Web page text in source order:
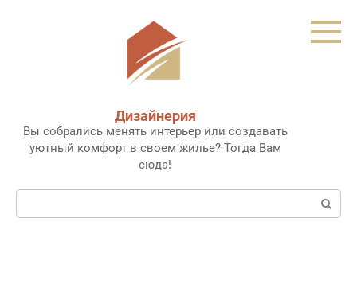
Дизайнерия
Вы собрались менять интерьер или создавать
уютный комфорт в своем жилье? Тогда Вам
сюда!
Поиск: